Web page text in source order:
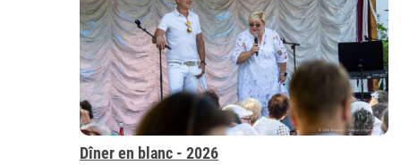
Dîner en blanc - 2026